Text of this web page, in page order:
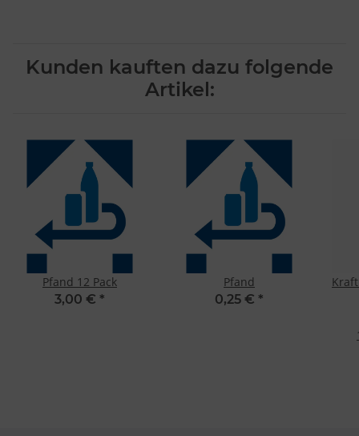
Kunden kauften dazu folgende
Artikel:
Pfand 12 Pack
3,00 € *
Pfand
0,25 € *